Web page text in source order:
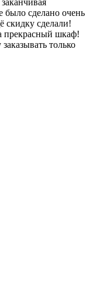
сделано очень
скидку сделали!
прекрасный шкаф!
только